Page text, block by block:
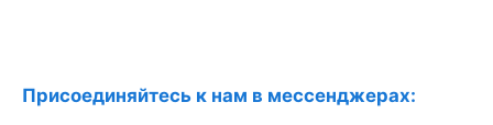
Присоединяйтесь к нам в мессенджерах: